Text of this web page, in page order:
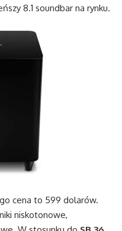
8.1 soundbar na rynku.
cena to 599 dolarów.
niskotonowe,